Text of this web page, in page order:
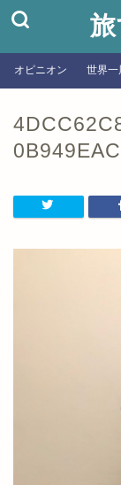
オピニオン 世界一